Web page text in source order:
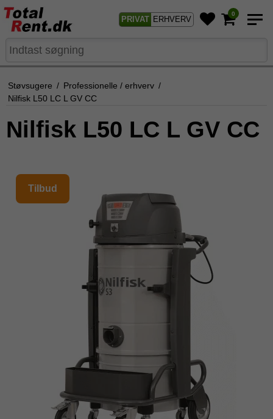
PRIVAT ERHVERV
0
Støvsugere / Professionelle / erhverv /
Nilfisk L50 LC L GV CC
Nilfisk L50 LC L GV CC
Tilbud